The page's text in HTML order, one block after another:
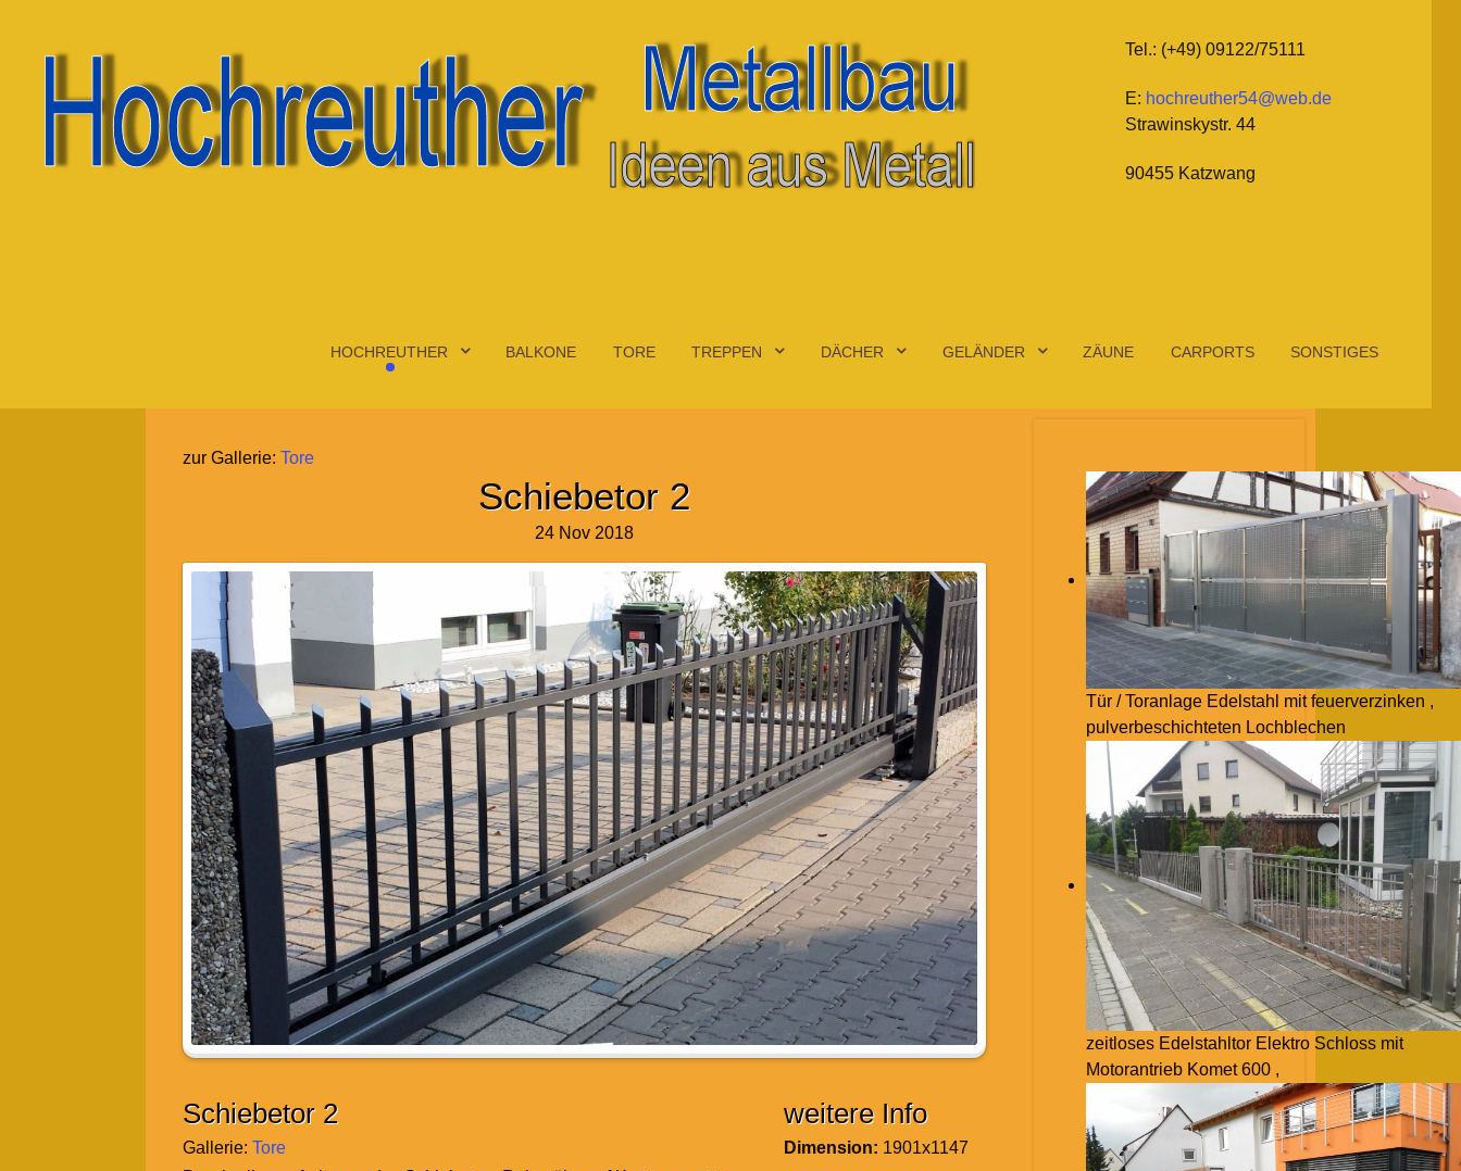
Tel.: (+49) 09122/75111
E: hochreuther54@web.de
Strawinskystr. 44
90455 Katzwang
HOCHREUTHER BALKONE TORE TREPPEN DÄCHER GELÄNDER ZÄUNE CARPORTS SONSTIGES
zur Gallerie:Tore
Schiebetor 2
24 Nov 2018
Schiebetor 2
Gallerie:Tore
weitere Info
Dimension: 1901x1147
Tür / Toranlage Edelstahl mit feuerverzinken ,
pulverbeschichteten Lochblechen
zeitloses Edelstahltor Elektro Schloss mit
Motorantrieb Komet 600 ,